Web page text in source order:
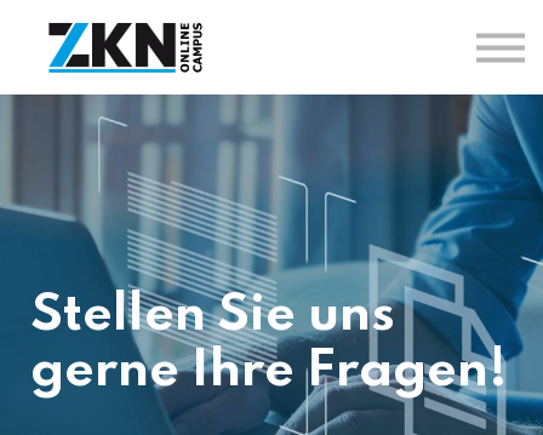
Über den ZKN-Online-Campus
FAQ
Anmelden
Registrieren
Stellen Sie uns
gerne Ihre Fragen!